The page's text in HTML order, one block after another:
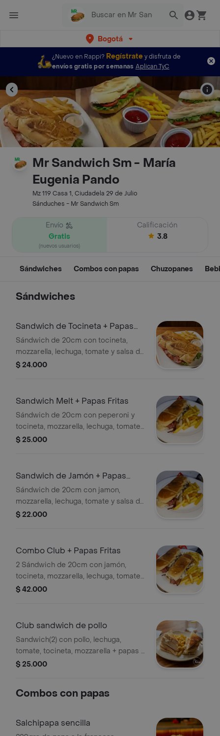
Bogotá
¿Nuevo en Rappi? Regístratey disfruta de
envíos gratis por semanas Aplican TyC
Mr Sandwich Sm - María
Eugenia Pando
Mz 119 Casa 1, Ciudadela 29 de Julio
Sánduches - Mr Sandwich Sm
Envío
Gratis
(nuevos usuarios)
Calificación
3.8
Sándwiches Combos con papas Chuzopanes
Sándwiches
Sandwich de Tocineta + Papas
Fritas
Sándwich de 20cm con tocineta,
mozzarella, lechuga, tomate y salsa de
la casa
$ 24.000
Sandwich Melt + Papas Fritas
Sándwich de 20cm con peperoni y
tocineta, mozzarella, lechuga, tomate
y salsa de la casa
$ 25.000
Sandwich de Jamón + Papas
Fritas
Sándwich de 20cm con jamon,
mozzarella, lechuga, tomate y salsa de
la casa
$ 22.000
Combo Club + Papas Fritas
2 Sándwich de 20cm con jamón,
tocineta, mozzarella, lechuga, tomate
y salsa de la casa + papa francesa
$ 42.000
Club sandwich de pollo
Sandwich(2) con pollo, lechuga,
tomate, tocineta, mozzarella + papas a
la francesa
$ 25.000
Combos con papas
Salchipapa sencilla